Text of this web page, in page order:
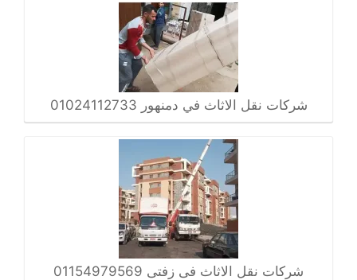
شركات نقل الاثاث في دمنهور 01024112733
شركات نقل الاثاث فى زفتى 01154979569